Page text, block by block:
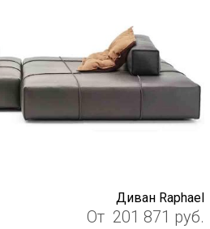
Диван Raphael
От 201 871 руб.